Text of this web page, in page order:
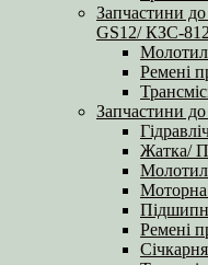
Запчастини
GS12/ КЗС-
Ремені
Запчастини
Жатка/
Моторна
Ремені